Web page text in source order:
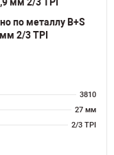
по металлу B+S
мм 2/3 TPI
3810
27 мм
2/3 TPI